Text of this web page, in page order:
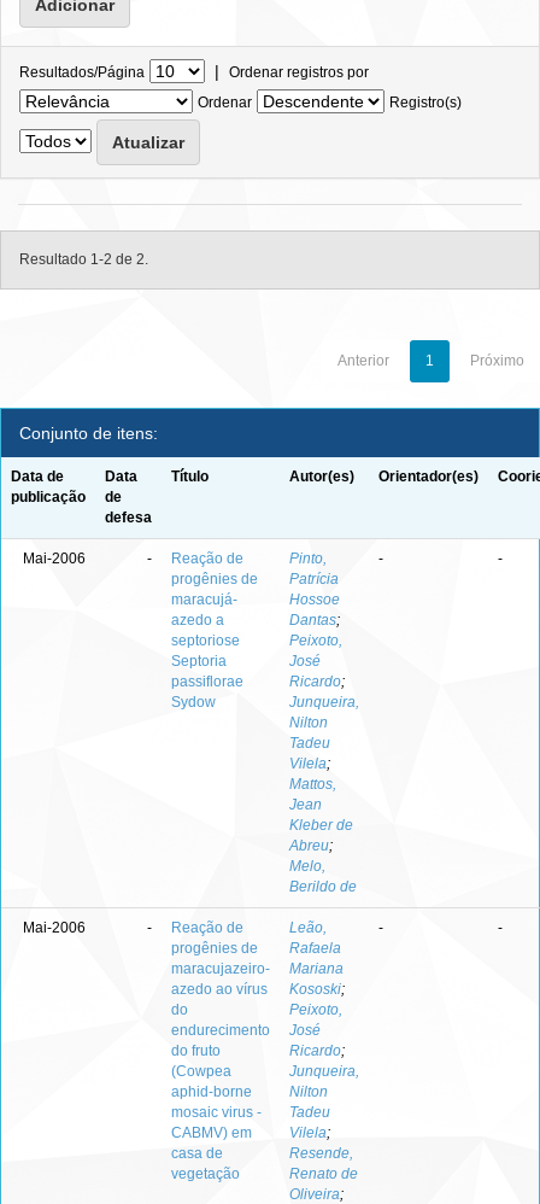
Resultados/Página | Ordenar registros por
Ordenar
Registro(s)
Resultado 1-2 de 2.
Anterior 1 Próximo
Conjunto de itens:
Data de
publicação
Data
de
defesa
Título Autor(es) Orientador(es)
Mai-2006 -
Reação de
progênies de
maracujá-
azedo a
septoriose
Septoria
passiflorae
Sydow
Pinto,
Patrícia
Hossoe
Dantas;
Peixoto,
José
Ricardo;
Junqueira,
Nilton
Tadeu
Vilela;
Mattos,
Jean
Kleber de
Abreu;
Melo,
Berildo de
- -
Mai-2006 -
Reação de
progênies de
maracujazeiro-
azedo ao vírus
do
endurecimento
do fruto
(Cowpea
aphid-borne
mosaic virus -
CABMV) em
casa de
vegetação
Leão,
Rafaela
Mariana
Kososki;
Peixoto,
José
Ricardo;
Junqueira,
Nilton
Tadeu
Vilela;
Resende,
Renato de
Oliveira;
- -